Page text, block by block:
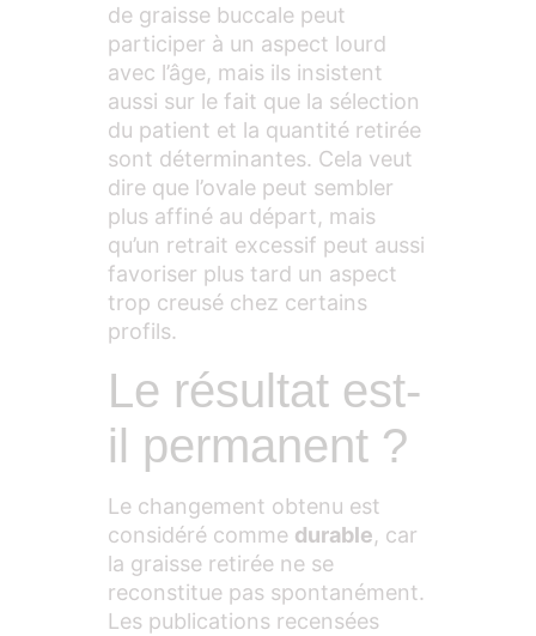
de graisse buccale peut
participer à un aspect lourd
avec l’âge, mais ils insistent
aussi sur le fait que la sélection
du patient et la quantité retirée
sont déterminantes. Cela veut
dire que l’ovale peut sembler
plus affiné au départ, mais
qu’un retrait excessif peut aussi
favoriser plus tard un aspect
trop creusé chez certains
profils.
Le résultat est-
il permanent ?
Le changement obtenu est
considéré comme durable, car
la graisse retirée ne se
reconstitue pas spontanément.
Les publications recensées